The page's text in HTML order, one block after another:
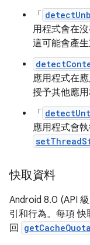
「
用程式會在
這可能會產
應用程式在
授予其他應用
「
應用程式會
快取資料
Android 8.0 (API
引和行為。每項
回